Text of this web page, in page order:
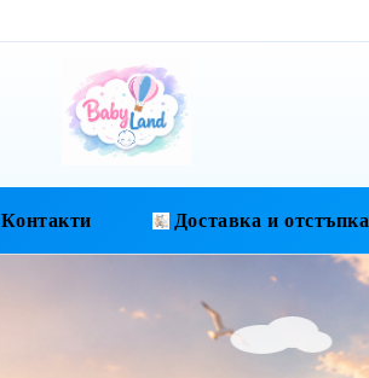
Контакти Доставка и отстъпка